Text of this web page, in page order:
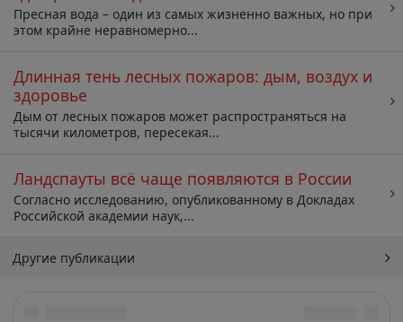
Пресная вода – один из самых жизненно важных, но при
этом крайне неравномерно...
Длинная тень лесных пожаров: дым, воздух и
здоровье
Дым от лесных пожаров может распространяться на
тысячи километров, пересекая...
Ландспауты всё чаще появляются в России
Согласно исследованию, опубликованному в Докладах
Российской академии наук,...
Другие публикации